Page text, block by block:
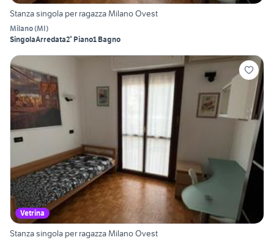
Stanza singola per ragazza Milano Ovest
Milano(MI)
SingolaArredata2° Piano1 Bagno
Vetrina
Stanza singola per ragazza Milano Ovest